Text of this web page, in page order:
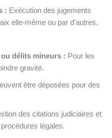
: Exécution des jugements
elle-même ou par d'autres.
délits mineurs : Pour les
gravité.
être déposées pour des
des citations judiciaires et
légales.